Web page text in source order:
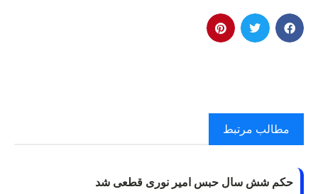
مطالب مرتبط
حکم شش سال حبس امیر نوری قطعی شد